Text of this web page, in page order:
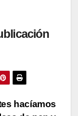
hacíamos